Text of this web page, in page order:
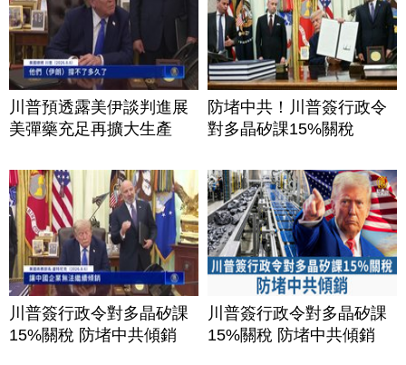
川普預透露美伊談判進展
美彈藥充足再擴大生產
防堵中共！川普簽行政令
對多晶矽課15%關稅
川普簽行政令對多晶矽課
15%關稅 防堵中共傾銷
川普簽行政令對多晶矽課
15%關稅 防堵中共傾銷